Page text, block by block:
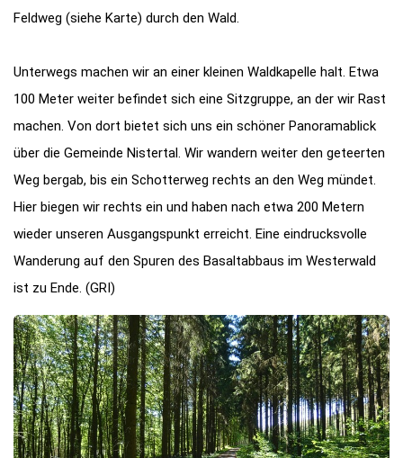
Feldweg (siehe Karte) durch den Wald.
Unterwegs machen wir an einer kleinen Waldkapelle halt. Etwa
100 Meter weiter befindet sich eine Sitzgruppe, an der wir Rast
machen. Von dort bietet sich uns ein schöner Panoramablick
über die Gemeinde Nistertal. Wir wandern weiter den geteerten
Weg bergab, bis ein Schotterweg rechts an den Weg mündet.
Hier biegen wir rechts ein und haben nach etwa 200 Metern
wieder unseren Ausgangspunkt erreicht. Eine eindrucksvolle
Wanderung auf den Spuren des Basaltabbaus im Westerwald
ist zu Ende. (GRI)